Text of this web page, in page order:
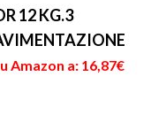
12 KG.3
Amazon a: 16,87€